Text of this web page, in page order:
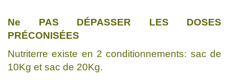
Ne PAS DÉPASSER LES DOSES
PRÉCONISÉES
Nutriterre existe en 2 conditionnements: sac de
10Kg et sac de 20Kg.